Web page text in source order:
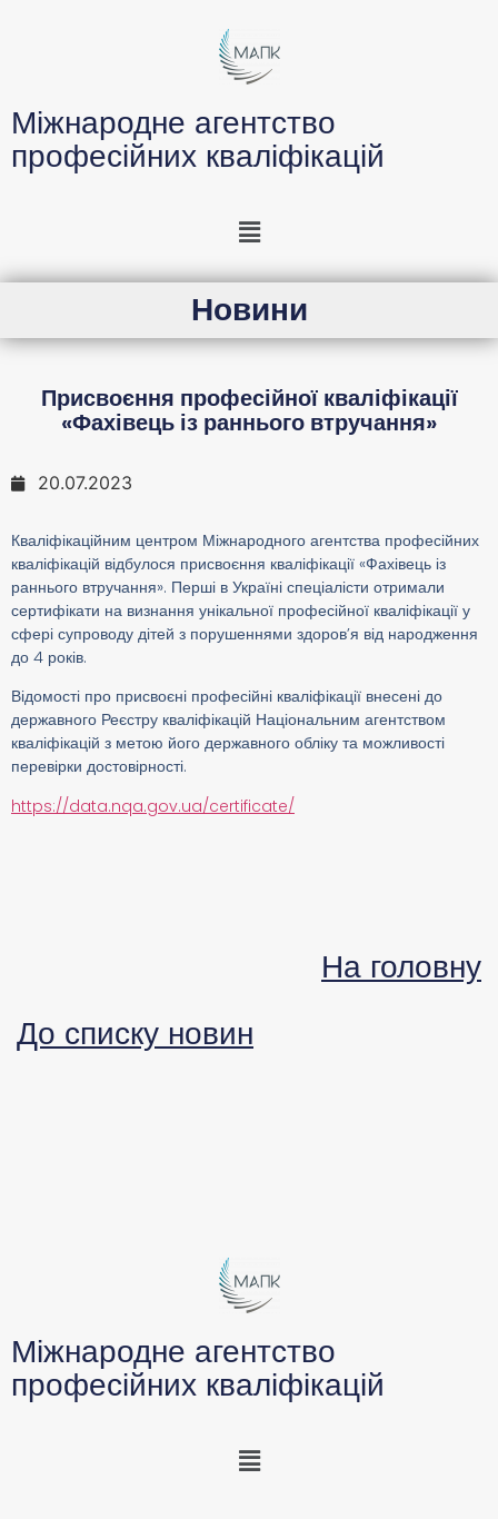
Міжнародне агентство
професійних кваліфікацій
Новини
Присвоєння професійної кваліфікації
«Фахівець із раннього втручання»
20.07.2023
Кваліфікаційним центром Міжнародного агентства професійних
кваліфікацій відбулося присвоєння кваліфікації «Фахівець із
раннього втручання». Перші в Україні спеціалісти отримали
сертифікати на визнання унікальної професійної кваліфікації у
сфері супроводу дітей з порушеннями здоров’я від народження
до 4 років.
Відомості про присвоєні професійні кваліфікації внесені до
державного Реєстру кваліфікацій Національним агентством
кваліфікацій з метою його державного обліку та можливості
перевірки достовірності.
https://data.nqa.gov.ua/certificate/
На головну
До списку новин
Міжнародне агентство
професійних кваліфікацій